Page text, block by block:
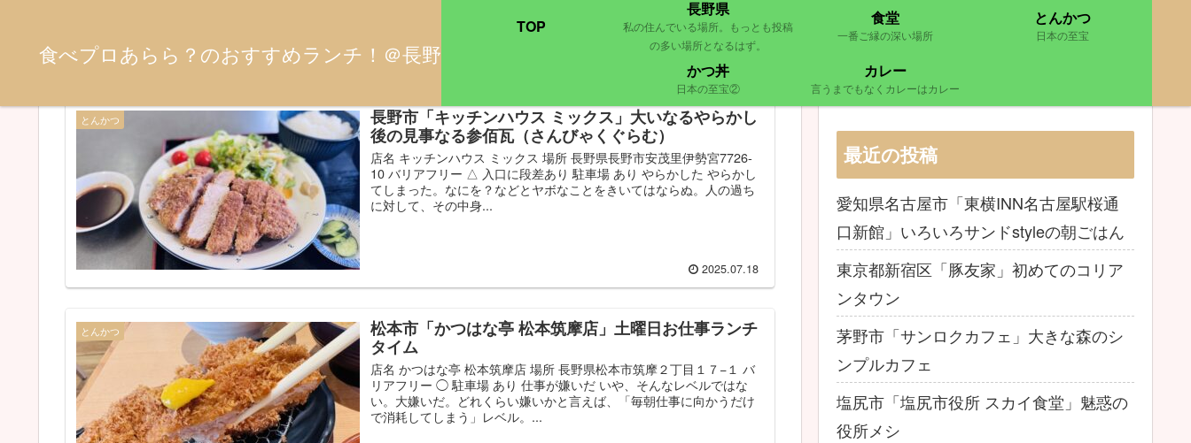
食べプロあらら？のおすすめランチ！＠長野
TOP
長野県
私の住んでいる場所。もっとも投稿
の多い場所となるはず。
食堂
一番ご縁の深い場所
とんかつ
日本の至宝
かつ丼
日本の至宝②
カレー
言うまでもなくカレーはカレー
とんかつ
とんかつ
長野市「キッチンハウス ミックス」大いなるやらかし
後の見事なる参佰瓦（さんびゃくぐらむ）
店名 キッチンハウス ミックス 場所 長野県長野市安茂里伊勢宮7726-
10 バリアフリー △ 入口に段差あり 駐車場 あり やらかした やらかし
てしまった。なにを？などとヤボなことをきいてはならぬ。人の過ち
に対して、その中身...
2025.07.18
とんかつ
松本市「かつはな亭 松本筑摩店」土曜日お仕事ランチ
タイム
店名 かつはな亭 松本筑摩店 場所 長野県松本市筑摩２丁目１７−１ バ
リアフリー ◯ 駐車場 あり 仕事が嫌いだ いや、そんなレベルではな
い。大嫌いだ。どれくらい嫌いかと言えば、「毎朝仕事に向かうだけ
で消耗してしまう」レベル。...
最近の投稿
愛知県名古屋市「東横INN名古屋駅桜通
口新館」いろいろサンドstyleの朝ごはん
東京都新宿区「豚友家」初めてのコリア
ンタウン
茅野市「サンロクカフェ」大きな森のシ
ンプルカフェ
塩尻市「塩尻市役所 スカイ食堂」魅惑の
役所メシ